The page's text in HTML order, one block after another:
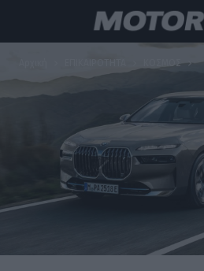
ΚΟΣΜΟΣ